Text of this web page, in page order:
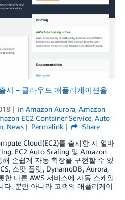
시 – 클라우드 애플리케이션을
in Amazon Aurora, Amazon
EC2 Container Service, Auto
, News Permalink
Share
Cloud(EC2)를 출시한 지 얼마
EC2 Auto Scaling 및 Amazon
손쉽게 자동 확장을 구현할 수 있
스팟 플릿, DynamoDB, Aurora,
한 다른 AWS 서비스에 자동 스케일
다. 뿐만 아니라 고객의 애플리케이